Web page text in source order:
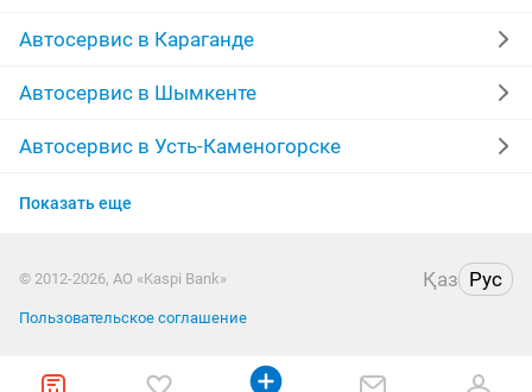
ремонт акпп ремонт радиаторов
химчистка салона моторист
полировка фар диагностика полировка
катализаторы
Автосервис в Караганде
Автосервис в Шымкенте
Автосервис в Усть-Каменогорске
Автосервис в Актобе
Автосервис в Таразе
Показать еще
© 2012-2026, АО «Kaspi Bank» Қаз Рус
Пользовательское соглашение